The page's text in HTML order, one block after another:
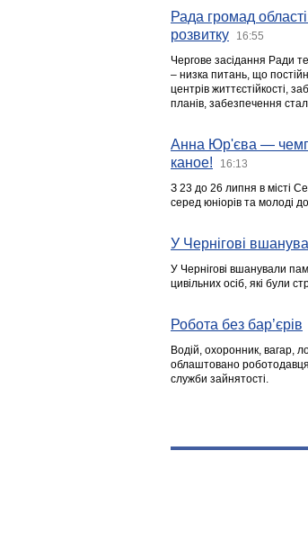
Рада громад
розвитку
16:55
Чергове засідання Ради
– низка питань, що
центрів життєстійкості,
планів, забезпечення
Анна Юр'єва —
каное!
16:13
З 23 до 26 липня в місті
серед юніорів та молоді
У Чернігові
У Чернігові вшанували
цивільних осіб, які були
Робота без бар’єрів
Водій, охоронник, вагар,
облаштовано
служби зайнятості.